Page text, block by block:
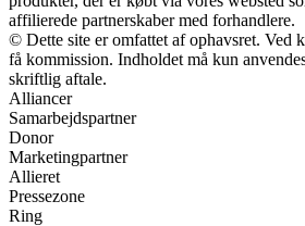
affilierede partnerskaber med forhandlere.
© Dette site er omfattet af ophavsret. Ved
få kommission. Indholdet må kun
skriftlig aftale.
Alliancer
Samarbejdspartner
Donor
Marketingpartner
Allieret
Pressezone
Ring